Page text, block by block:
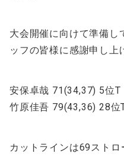
大会開催に向けて準備し
ッフの皆様に感謝申し上
安保卓哉 71(34,37) 5位T
竹原佳吾 79(43,36) 28位
カットラインは69ストロ